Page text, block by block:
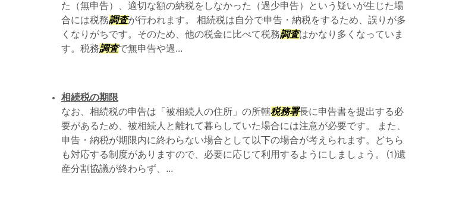
た（無申告）、適切な額の納税をしなかった（過少申告）という疑いが生じた場
合には税務調査が行われます。 相続税は自分で申告・納税をするため、誤りが多
くなりがちです。そのため、他の税金に比べて税務調査はかなり多くなっていま
す。税務調査で無申告や過...
相続税の期限
なお、相続税の申告は「被相続人の住所」の所轄税務署長に申告書を提出する必
要があるため、被相続人と離れて暮らしていた場合には注意が必要です。 また、
申告・納税が期限内に終わらない場合として以下の場合が考えられます。どちら
も対応する制度がありますので、必要に応じて利用するようにしましょう。 ⑴遺
産分割協議が終わらず、...